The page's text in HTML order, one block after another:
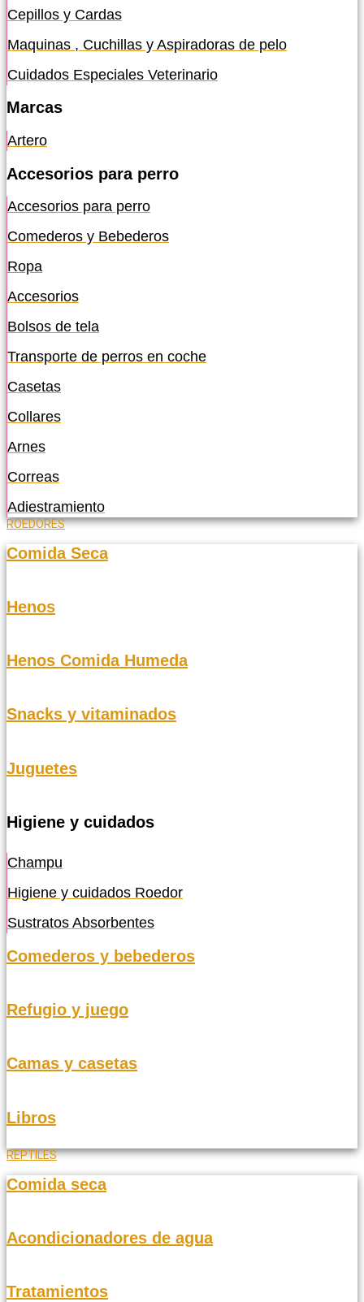
Cepillos y Cardas
Maquinas , Cuchillas y Aspiradoras de pelo
Cuidados Especiales Veterinario
Marcas
Artero
Accesorios para perro
Accesorios para perro
Comederos y Bebederos
Ropa
Accesorios
Bolsos de tela
Transporte de perros en coche
Casetas
Collares
Arnes
Correas
Adiestramiento
ROEDORES
Comida Seca
Henos
Henos Comida Humeda
Snacks y vitaminados
Juguetes
Higiene y cuidados
Champu
Higiene y cuidados Roedor
Sustratos Absorbentes
Comederos y bebederos
Refugio y juego
Camas y casetas
Libros
REPTILES
Comida seca
Acondicionadores de agua
Tratamientos